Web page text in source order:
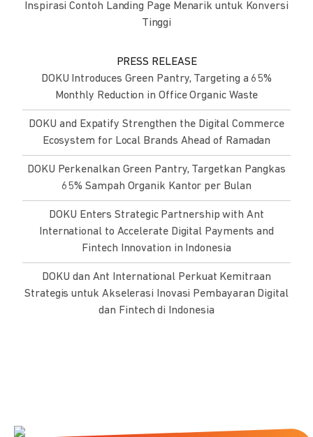
Inspirasi Contoh Landing Page Menarik untuk Konversi
Tinggi
PRESS RELEASE
DOKU Introduces Green Pantry, Targeting a 65%
Monthly Reduction in Office Organic Waste
DOKU and Expatify Strengthen the Digital Commerce
Ecosystem for Local Brands Ahead of Ramadan
DOKU Perkenalkan Green Pantry, Targetkan Pangkas
65% Sampah Organik Kantor per Bulan
DOKU Enters Strategic Partnership with Ant
International to Accelerate Digital Payments and
Fintech Innovation in Indonesia
DOKU dan Ant International Perkuat Kemitraan
Strategis untuk Akselerasi Inovasi Pembayaran Digital
dan Fintech di Indonesia